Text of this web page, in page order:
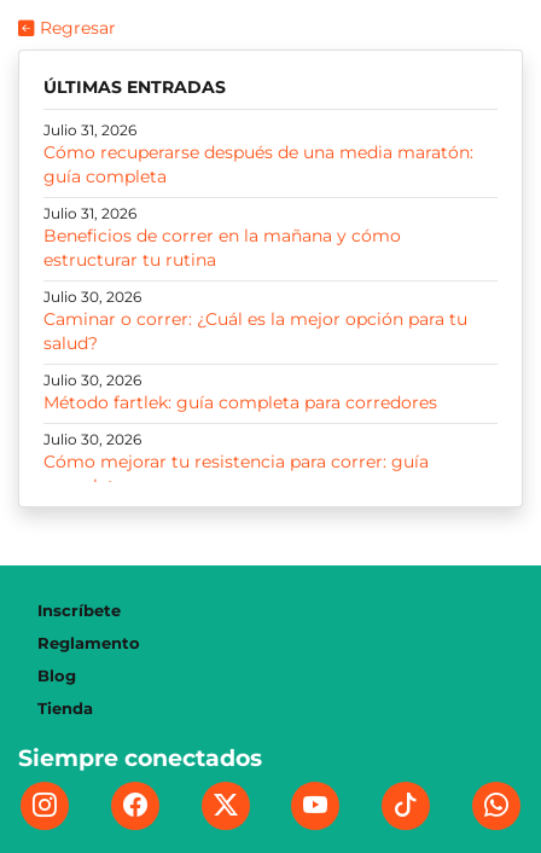
Regresar
ÚLTIMAS ENTRADAS
Julio 31, 2026
Cómo recuperarse después de una media maratón:
guía completa
Julio 31, 2026
Beneficios de correr en la mañana y cómo
estructurar tu rutina
Julio 30, 2026
Caminar o correr: ¿Cuál es la mejor opción para tu
salud?
Julio 30, 2026
Método fartlek: guía completa para corredores
Julio 30, 2026
Cómo mejorar tu resistencia para correr: guía
completa
cada kilómetro
Julio 29, 2026
principiantes
Julio 21, 2026
La gran migración: ¿Por qué el corredor bogotano
Julio 18, 2026
¿Cómo es la logística detrás de la media maratón de
Bogotá?
Inscríbete
Reglamento
Blog
Tienda
Siempre conectados